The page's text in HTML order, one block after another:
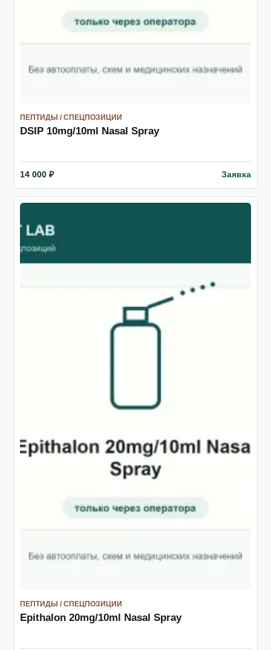
ПЕПТИДЫ / СПЕЦПОЗИЦИИ
DSIP 10mg/10ml Nasal Spray
14 000 ₽ Заявка
ПЕПТИДЫ / СПЕЦПОЗИЦИИ
Epithalon 20mg/10ml Nasal Spray